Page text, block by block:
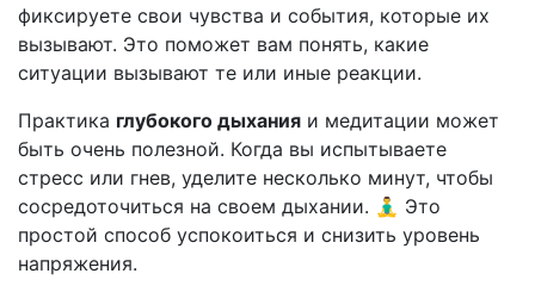
фиксируете свои чувства и события, которые их
вызывают. Это поможет вам понять, какие
ситуации вызывают те или иные реакции.
Практика глубокого дыхания и медитации может
быть очень полезной. Когда вы испытываете
стресс или гнев, уделите несколько минут, чтобы
сосредоточиться на своем дыхании. 🧘‍♂️ Это
простой способ успокоиться и снизить уровень
напряжения.